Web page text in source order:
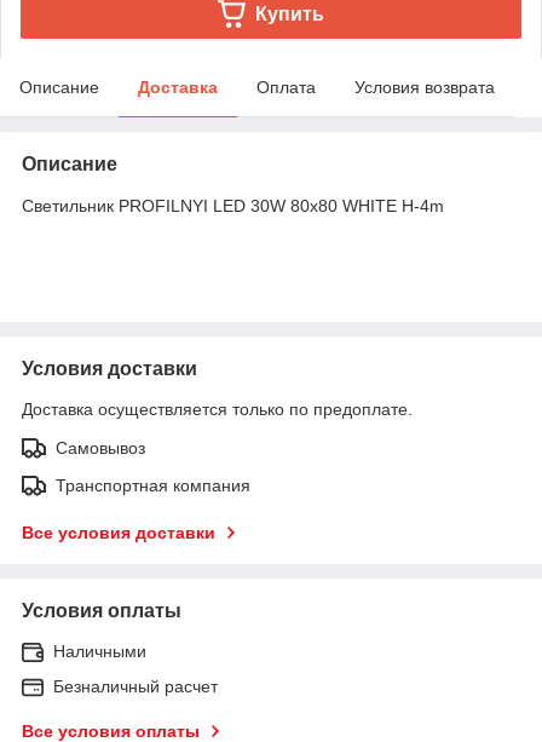
Купить
Описание Доставка Оплата Условия возврата
Описание
Светильник PROFILNYI LED 30W 80х80 WHITE H-4m
Условия доставки
Доставка осуществляется только по предоплате.
Самовывоз
Транспортная компания
Все условия доставки
Условия оплаты
Наличными
Безналичный расчет
Все условия оплаты